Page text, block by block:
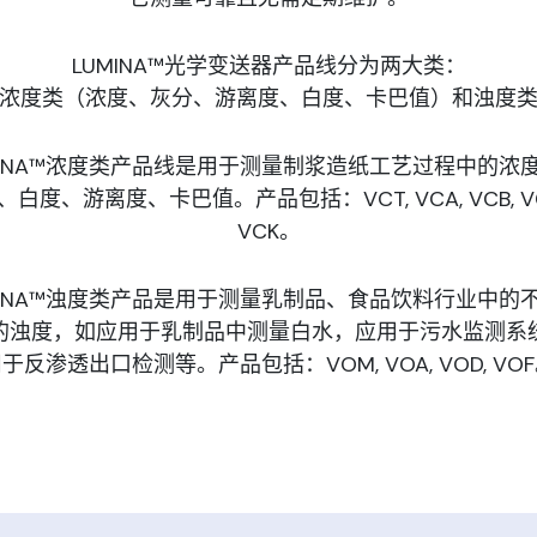
LUMINA™光学变送器产品线分为两大类：
浓度类（浓度、灰分、游离度、白度、卡巴值）和浊度类
浓度类产品线是用于测量制浆造纸工艺过程中的浓
白度、游离度、卡巴值。产品包括：VCT, VCA, VCB,
VCK。
浊度类产品是用于测量乳制品、食品饮料行业中的
浊度，如应用于乳制品中测量白水，应用于污水监测系
反渗透出口检测等。产品包括：VOM, VOA, VOD, VOF